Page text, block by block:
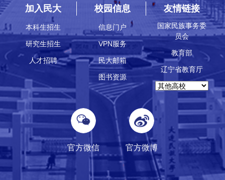
加入民大
本科生招生
研究生招生
人才招聘
校园信息
信息门户
VPN服务
民大邮箱
图书资源
友情链接
国家民族事务委
员会
教育部
辽宁省教育厅
官方微信 官方微博